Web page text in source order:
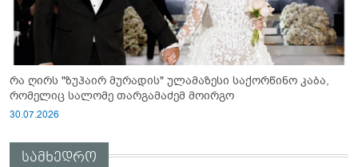
რა ღირს "ზუჰაირ მურადის" ულამაზესი საქორწინო კაბა,
რომელიც სალომე თარგამაძემ მოირგო
30.07.2026
სამხედრო